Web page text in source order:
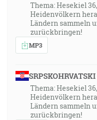
Thema: Hesekiel
Heidenvölkern
Ländern sammeln
zurückbringen!
MP3
SRPSKOHRVATSKI
Thema: Hesekiel
Heidenvölkern
Ländern sammeln
zurückbringen!